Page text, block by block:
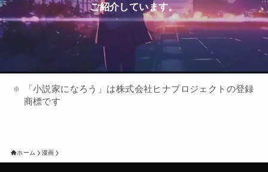
ご紹介しています。
「小説家になろう」は株式会社ヒナプロジェクトの登録
商標です
ホーム 漫画